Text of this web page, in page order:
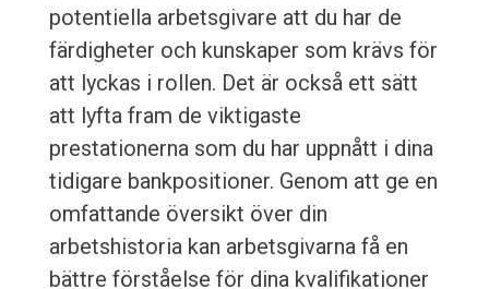
potentiella arbetsgivare att du har de
färdigheter och kunskaper som krävs för
att lyckas i rollen. Det är också ett sätt
att lyfta fram de viktigaste
prestationerna som du har uppnått i dina
tidigare bankpositioner. Genom att ge en
omfattande översikt över din
arbetshistoria kan arbetsgivarna få en
bättre förståelse för dina kvalifikationer